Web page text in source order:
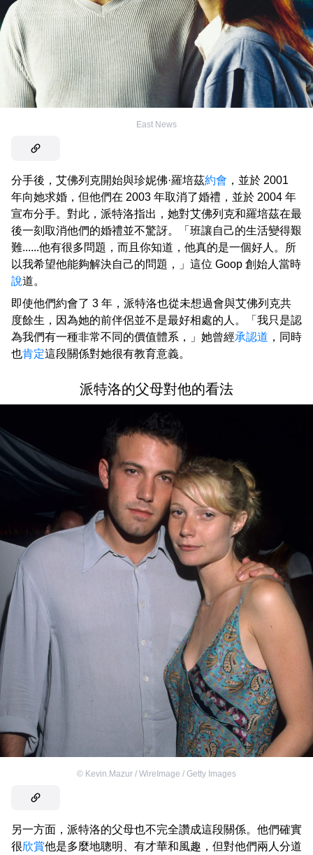
East News
分手後，艾佛列克開始與珍妮佛·羅培茲約會 ，並於 2001
年向她求婚，但他們在 2003 年取消了婚禮，並於 2004 年
宣布分手。對此，派特洛指出，她對艾佛列克和羅培茲在最
後一刻取消他們的婚禮並不驚訝。「班讓自己的生活變得艱
難......他有很多問題，而且你知道，他真的是一個好人。所
以我希望他能夠解決自己的問題，」這位 Goop 創始人當時
說道。
即使他們約會了 3 年，派特洛也從未想過會與艾佛列克共
度餘生，因為她的前伴侶並不是最好相處的人。「我只是認
為我們有一種非常不同的價值體系，」她曾經承認道 ，同時
也肯定這段關係對她很有教育意義。
派特洛的父母對他的看法
© Kevin.Mazur / WireImage / Getty Images
另一方面，派特洛的父母也不完全讚成這段關係。他們確實
很欣賞他是多麼地聰明、有才華和風趣，但對他們兩人分道